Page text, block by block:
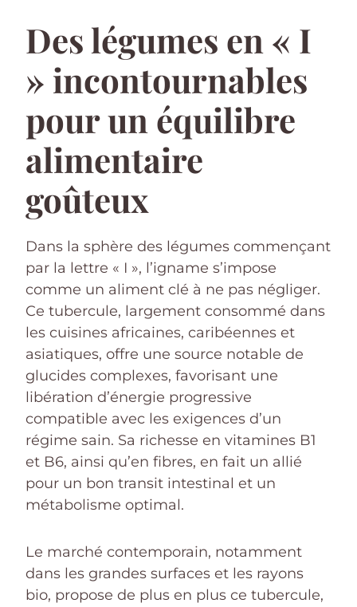
Des légumes en « I
» incontournables
pour un équilibre
alimentaire
goûteux
Dans la sphère des légumes commençant
par la lettre « I », l’igname s’impose
comme un aliment clé à ne pas négliger.
Ce tubercule, largement consommé dans
les cuisines africaines, caribéennes et
asiatiques, offre une source notable de
glucides complexes, favorisant une
libération d’énergie progressive
compatible avec les exigences d’un
régime sain. Sa richesse en vitamines B1
et B6, ainsi qu’en fibres, en fait un allié
pour un bon transit intestinal et un
métabolisme optimal.
Le marché contemporain, notamment
dans les grandes surfaces et les rayons
bio, propose de plus en plus ce tubercule,